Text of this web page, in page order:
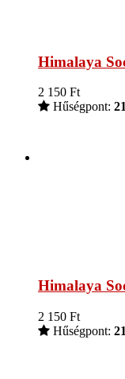
Himalaya
2 150 Ft
Hűségpont: 21
Himalaya
2 150 Ft
Hűségpont: 21